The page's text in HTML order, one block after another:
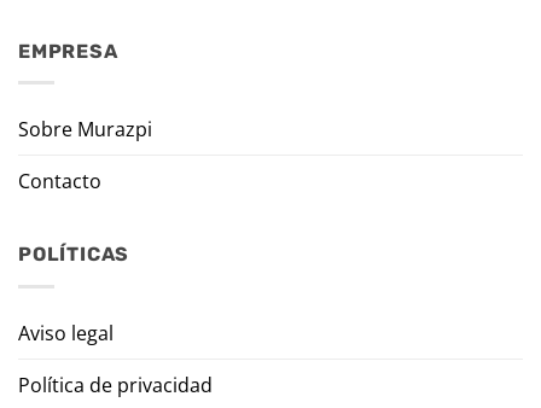
EMPRESA
Sobre Murazpi
Contacto
POLÍTICAS
Aviso legal
Política de privacidad